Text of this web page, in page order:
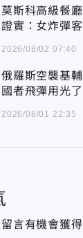
莫斯科高級餐
證實：女炸彈
2026/08/02 07:40
俄羅斯空襲基
國者飛彈用光了
2026/08/01 22:35
言有機會獲得